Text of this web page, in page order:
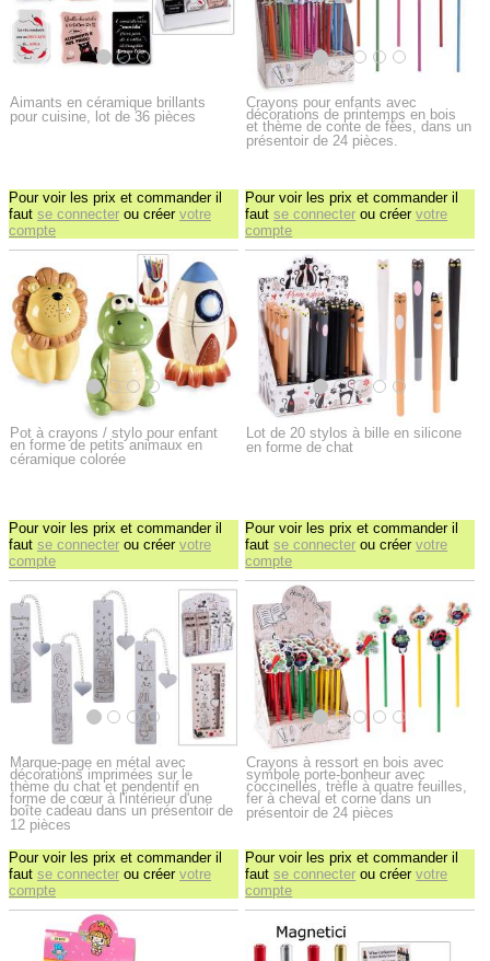
Aimants en céramique brillants
pour cuisine, lot de 36 pièces
Pour voir les prix et commander il
faut se connecter ou créer votre
compte
Crayons pour enfants avec
décorations de printemps en bois
et thème de conte de fées, dans un
présentoir de 24 pièces.
Pour voir les prix et commander il
fautse connecter ou créervotre
compte
Pot à crayons / stylo pour enfant
en forme de petits animaux en
céramique colorée
Pour voir les prix et commander il
faut se connecter ou créer votre
compte
Lot de 20 stylos à bille en silicone
en forme de chat
Pour voir les prix et commander il
fautse connecter ou créervotre
compte
Marque-page en métal avec
décorations imprimées sur le
thème du chat et pendentif en
forme de cœur à l'intérieur d'une
boîte cadeau dans un présentoir de
12 pièces
Pour voir les prix et commander il
faut se connecter ou créer votre
compte
Crayons à ressort en bois avec
symbole porte-bonheur avec
coccinelles, trèfle à quatre feuilles,
fer à cheval et corne dans un
présentoir de 24 pièces
Pour voir les prix et commander il
fautse connecter ou créervotre
compte